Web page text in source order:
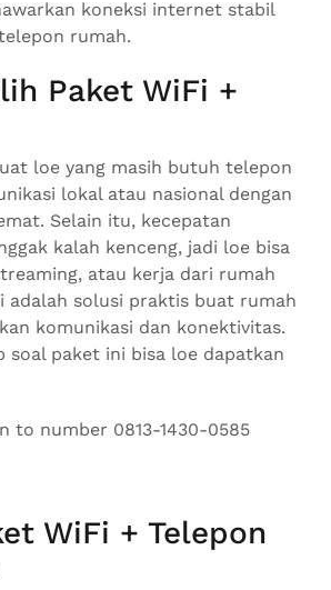
koneksi internet stabil
rumah.
Paket WiFi +
loe yang masih butuh telepon
lokal atau nasional dengan
Selain itu, kecepatan
kalah kenceng, jadi loe bisa
atau kerja dari rumah
adalah solusi praktis buat rumah
komunikasi dan konektivitas.
soal paket ini bisa loe dapatkan
to number 0813-1430-0585
WiFi + Telepon